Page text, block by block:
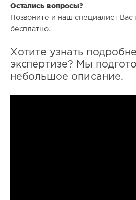
Остались вопросы?
Позвоните и наш специалист
бесплатно.
Хотите узнать
экспертизе? Мы
небольшое описание.